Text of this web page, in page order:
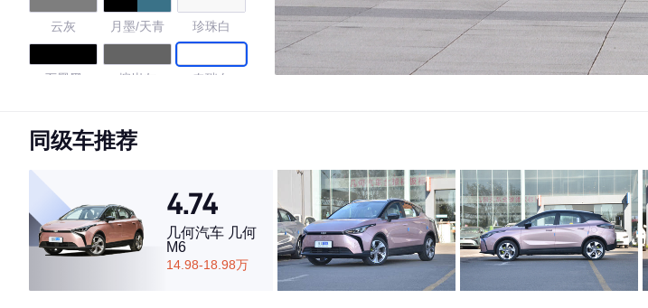
云灰 月墨/天青 珍珠白
石墨黑 熔岩灰 奇瑞白
流光银 磨砂灰
4.73
·外观表现较为优秀，优于50%同级车
同级车推荐
4.74
几何汽车 几何
M6
14.98-18.98万